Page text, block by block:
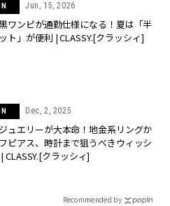
Jun, 15, 2026
ワンピが通勤仕様になる！夏は「半
ト」が便利 | CLASSY.[クラッシィ]
Dec, 2, 2025
ュエリーが大本命！地金系リングか
ピアス、時計まで狙うべきウィッシ
CLASSY.[クラッシィ]
Recommended by